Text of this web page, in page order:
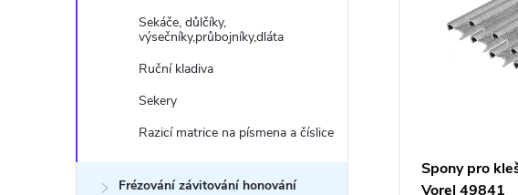
Sekáče, důlčíky,
výsečníky,průbojníky,dláta
Ruční kladiva
Sekery
Razicí matrice na písmena a číslice
Frézování závitování honování
Spony pro
Vorel 49841